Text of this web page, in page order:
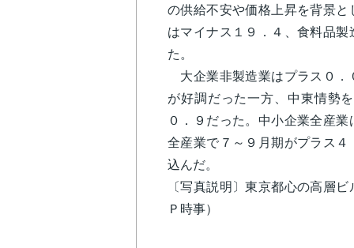
の供給不安や価格上昇を背景
はマイナス１９．４、食料品
た。
大企業非製造業はプラス０．
が好調だった一方、中東情勢
０．９だった。中小企業全産
全産業で７～９月期がプラス
込んだ。
〔写真説明〕東京都心の高層
Ｐ時事）